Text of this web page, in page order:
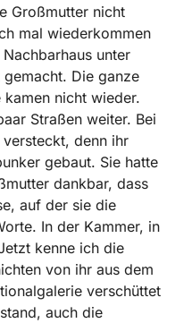
Großmutter nicht
mal wiederkommen
unter
Die ganze
nicht wieder.
Straßen weiter. Bei
denn ihr
gebaut. Sie hatte
dankbar, dass
auf der sie die
In der Kammer, in
kenne ich die
von ihr aus dem
verschüttet
auch die